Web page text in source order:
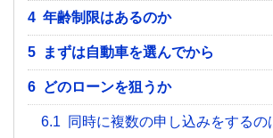
4 年齢制限はあるのか
5 まずは自動車を選んでから
6 どのローンを狙うか
6.1 同時に複数の申し込みをするの